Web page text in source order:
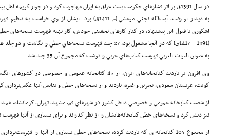
در سال 1391ق بر اثر فشارهاي حكومت بعث عراق به ايران مهاجرت كرد و در جوار
به ديدار او رفت، آيت‌الله نجفي مرعشي (م 1411ق) بود. ايشان
(1391 – 1417ق) كه در آنجا مشغول بود، 27 جلد فهرست نسخه‌هاي خطي
به عنوان التراث العربي فهرست كتاب‌هاي عربي را نوشت كه مجموع آن 35 جلد شد.
وي افزون بر بازديد كتاب­خانه‌هاي ايران، از 45 كتاب­خانه عمومي و
كويت، عربستان سعودي، بحرين و غيره، بازديد و از نسخه‌هاي خطي و نفايس آنها عكس‌برداري
از شصت كتاب­خانه عمومي و خصوصي داخل كشور در شهرهاي قم، مشهد، تهران، كرمانشاه،
نيز ديدن كرد و نسخه‌هاي خطي كتاب­خانه‌هايشان را از نظر گذراند و براي بسياري از آن­ها
از مجموع 105 كتاب­خانه‌اي كه بازديد كرده، نسخه‌هاي خطي بسياري از آنها را